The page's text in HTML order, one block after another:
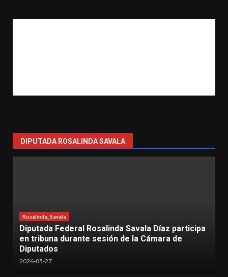
DIPUTADA ROSALINDA SAVALA
Savala Díaz participa
de la Cámara de
Lázaro Cárdenas
Más de 500 mujeres